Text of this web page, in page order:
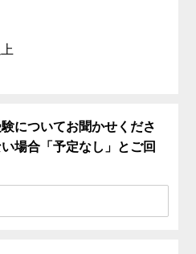
についてお聞かせくださ
場合「予定なし」とご回